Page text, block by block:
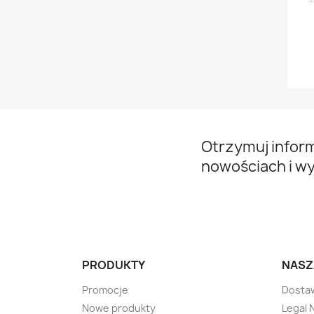
Otrzymuj
nowościach i
PRODUKTY
Promocje
Nowe produkty
Legal